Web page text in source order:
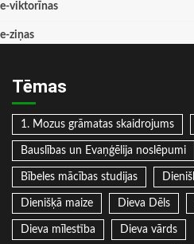
e-viktorīnas
e-ziņas
Tēmas
1. Mozus grāmatas skaidrojums
Bauslības un Evaņģēlija noslēpumi
Bībeles mācības studijas
Dienišķā maize Dieva Dēls
Dieva mīlestība Dieva vārds